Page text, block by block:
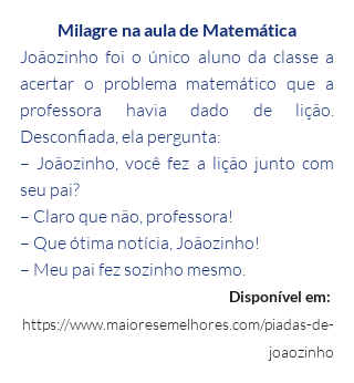
Milagre na aula de Matemática
Joãozinho foi o único aluno da classe a
acertar o problema matemático que a
professora havia dado de lição.
Desconfiada, ela pergunta:
– Joãozinho, você fez a lição junto com
seu pai?
– Claro que não, professora!
– Que ótima notícia, Joãozinho!
– Meu pai fez sozinho mesmo.
Disponível em:
https://www.maioresemelhores.com/piadas-de-
joaozinho